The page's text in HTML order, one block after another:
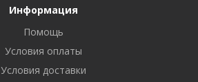
Информация
Помощь
Условия оплаты
Условия доставки